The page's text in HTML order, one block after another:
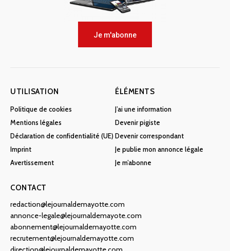
Je m'abonne
UTILISATION
Politique de cookies
Mentions légales
Déclaration de confidentialité (UE)
Imprint
Avertissement
ÉLÉMENTS
J’ai une information
Devenir pigiste
Devenir correspondant
Je publie mon annonce légale
Je m’abonne
CONTACT
redaction@lejournaldemayotte.com
annonce-legale@lejournaldemayote.com
abonnement@lejournaldemayotte.com
recrutement@lejournaldemayotte.com